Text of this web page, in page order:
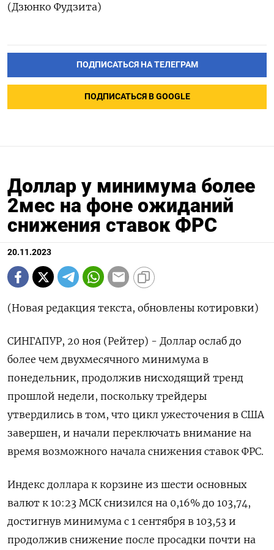
(Дзюнко Фудзита)
ПОДПИСАТЬСЯ НА ТЕЛЕГРАМ
ПОДПИСАТЬСЯ В GOOGLE
Доллар у минимума более
2мес на фоне ожиданий
снижения ставок ФРС
20.11.2023
(Новая редакция текста, обновлены котировки)
СИНГАПУР, 20 ноя (Рейтер) - Доллар ослаб до
более чем двухмесячного минимума в
понедельник, продолжив нисходящий тренд
прошлой недели, поскольку трейдеры
утвердились в том, что цикл ужесточения в США
завершен, и начали переключать внимание на
время возможного начала снижения ставок ФРС.
Индекс доллара к корзине из шести основных
валют к 10:23 МСК снизился на 0,16% до 103,74​,
достигнув минимума с 1 сентября в 103,53 и
продолжив снижение после просадки почти на